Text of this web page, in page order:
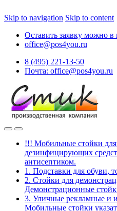
Skip to navigation Skip to content
Оставить заявку можно
office@pos4you.ru
8 (495) 221-13-50
Почта: office@pos4you.ru
!!! Мобильные стойки
дезинфицирующих
антисептиком.
1. Подставки для обуви,
2. Стойки для
Демонстрационные
3. Уличные рекламные и
Мобильные стойки